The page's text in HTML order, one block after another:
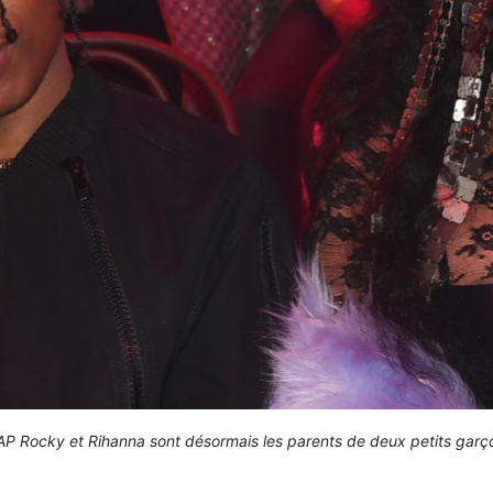
Rocky et Rihanna sont désormais les parents de deux petits